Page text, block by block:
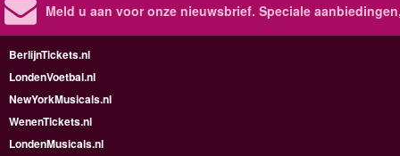
Meld u aan voor onze nieuwsbrief. Speciale
BerlijnTickets.nl
LondenVoetbal.nl
NewYorkMusicals.nl
WenenTickets.nl
LondenMusicals.nl